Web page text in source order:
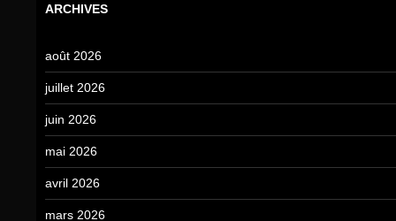
ARCHIVES
août 2026
juillet 2026
juin 2026
mai 2026
avril 2026
mars 2026